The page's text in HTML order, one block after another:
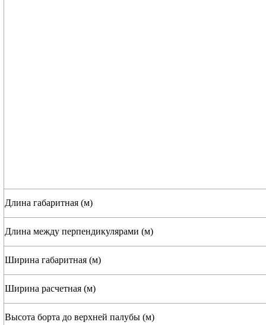
Длина габаритная (м)
Длина между перпендикулярами (м)
Ширина габаритная (м)
Ширина расчетная (м)
Высота борта до верхней палубы (м)